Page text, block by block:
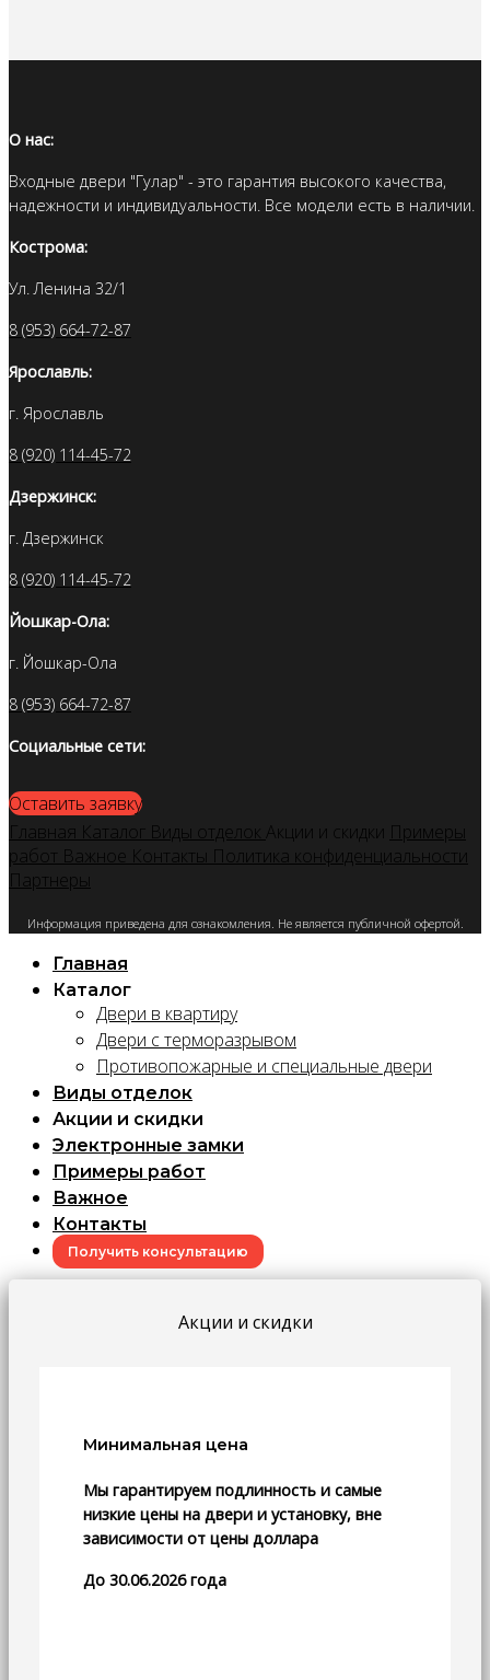
О нас:
Входные двери "Гулар" - это гарантия высокого качества,
надежности и индивидуальности. Все модели есть в наличии.
Кострома:
Ул. Ленина 32/1
8 (953) 664-72-87
Ярославль:
г. Ярославль
8 (920) 114-45-72
Дзержинск:
г. Дзержинск
8 (920) 114-45-72
Йошкар-Ола:
г. Йошкар-Ола
8 (953) 664-72-87
Социальные сети:
Оставить заявку
Главная Каталог Виды отделок Акции и скидки Примеры
работ Важное Контакты Политика конфиденциальности
Партнеры
Информация приведена для ознакомления. Не является публичной офертой.
Главная
Каталог
Двери в квартиру
Двери с терморазрывом
Противопожарные и специальные двери
Виды отделок
Акции и скидки
Электронные замки
Примеры работ
Важное
Контакты
Получить консультацию
Акции и скидки
Минимальная цена
Мы гарантируем подлинность и самые
низкие цены на двери и установку, вне
зависимости от цены доллара
До 30.06.2026 года